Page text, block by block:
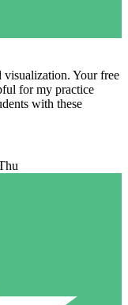
visualization. Your free
for my practice
with these